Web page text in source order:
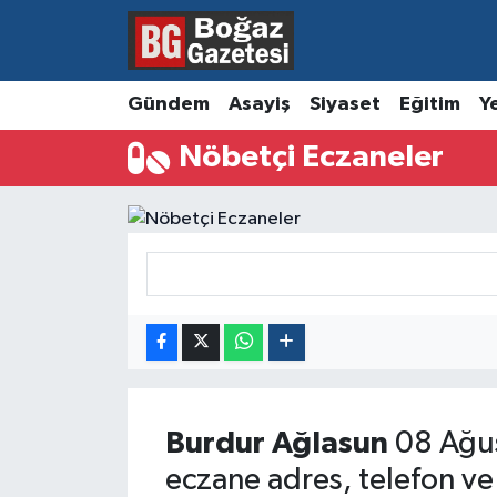
Gündem Asayiş Siyaset Eğitim
Nöbetçi Eczaneler
Burdur Ağlasun 08
eczane adres, telefon ve
Asayiş
Hava Durumu
Trafik Durumu
Tüm Manşetler
Haber Arşivi